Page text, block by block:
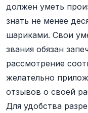
должен уметь
знать не менее
шариками. Свои
звания обязан
рассмотрение
желательно
отзывов о своей
Для удобства